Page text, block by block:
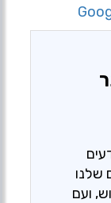
שלנו
ועם